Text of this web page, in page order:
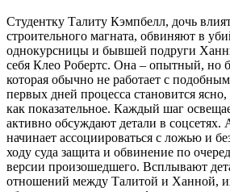
Студентку Талиту Кэмпбелл, дочь
строительного магната, обвиняют в
однокурсницы и бывшей подруги
себя Клео Робертс. Она – опытный, но
которая обычно не работает с
первых дней процесса становится
как показательное. Каждый шаг
активно обсуждают детали в
начинает ассоциироваться с ложью и
ходу суда защита и обвинение по
версии произошедшего. Всплывают
отношений между Талитой и Ханной,